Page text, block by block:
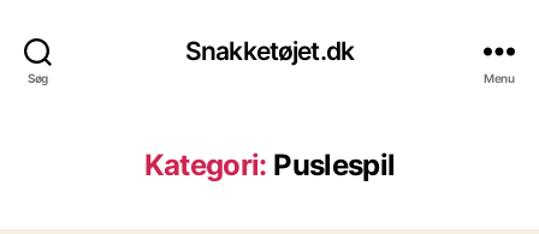
Søg
Snakketøjet.dk
Menu
Kategori: Puslespil